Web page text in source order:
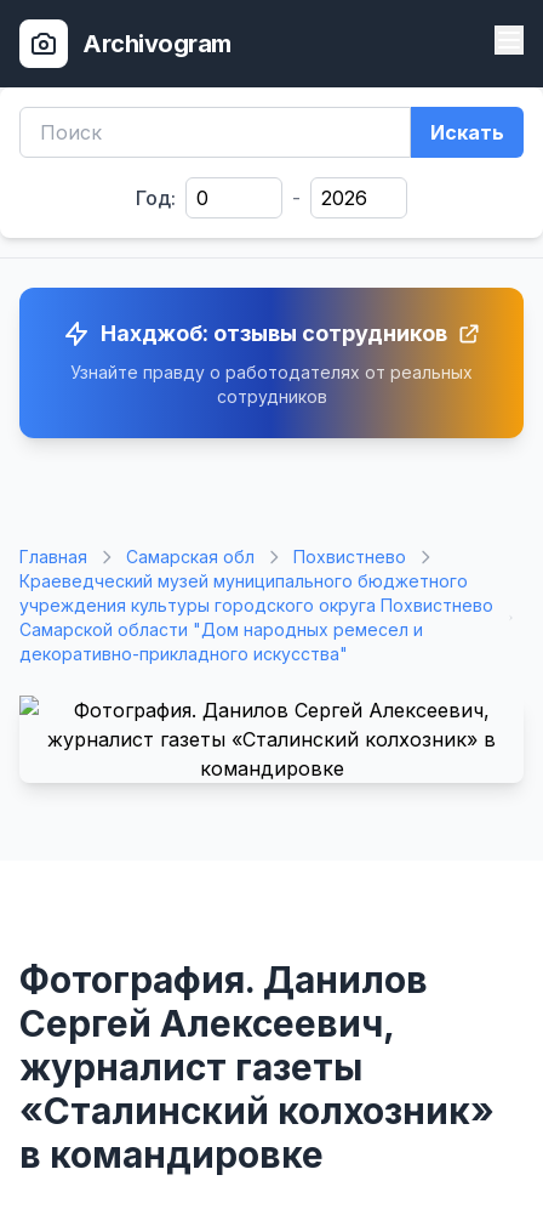
Archivogram
Искать
Год: -
Нахджоб: отзывы сотрудников
Узнайте правду о работодателях от реальных
сотрудников
Главная Самарская обл
Похвистнево
Краеведческий музей муниципального бюджетного
учреждения культуры городского округа Похвистнево
Самарской области "Дом народных ремесел и
декоративно-прикладного искусства"
Фотография. Данилов
Сергей Алексеевич,
журналист газеты
«Сталинский колхозник»
в командировке